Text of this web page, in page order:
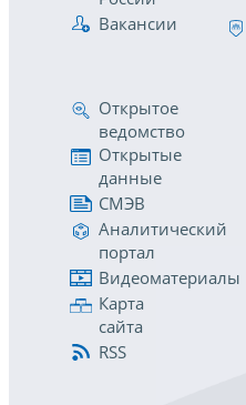
Вакансии
Открытое
ведомство
Открытые
данные
СМЭВ
Аналитический
портал
Видеоматериалы
Карта
сайта
RSS